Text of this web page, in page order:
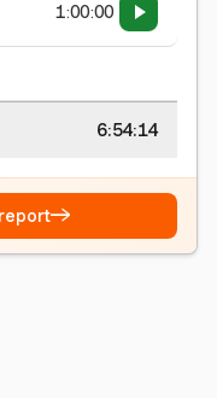
1:00:00
6:54:15
→